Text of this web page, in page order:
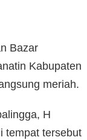
Bazar
Kabupaten
meriah.
H
tempat tersebut